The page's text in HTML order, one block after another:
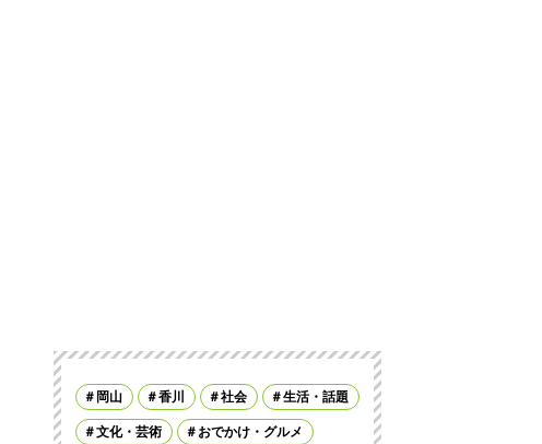
岡山 香川 社会 生活・話題
文化・芸術 おでかけ・グルメ